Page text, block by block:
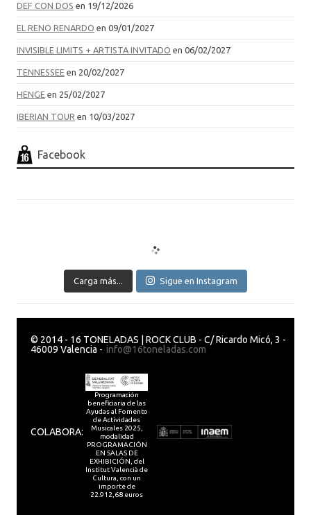
DEF CON DOS en 19/12/2026
EL RENO RENARDO en 09/01/2027
INVISIBLE LIMITS + ARTISTA INVITADO en 06/02/2027
TENNESSEE en 20/02/2027
HENGE en 25/02/2027
IBERIAN TOUR en 10/03/2027
Facebook
Carga más... Sigue en Instagram
© 2014 - 16 TONELADAS | ROCK CLUB - C/ Ricardo Micó, 3 -
46009 Valencia - info@16toneladas.com
COLABORA:
Programación
beneficiaria de las
Ayudas al Fomento
de Actividades
Musicales 2025,
modalidad
PROGRAMACIÓN
EN SALAS DE
EXHIBICIÓN, del
Institut Valencià de
Cultura, con un
importe de
22.912,68 euros